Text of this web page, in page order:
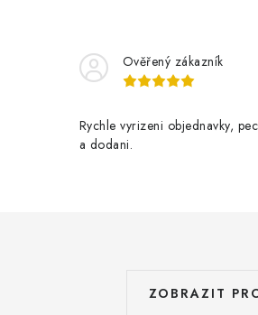
Ověřený zákazník
Rychle vyrizeni objednavky,
a dodani.
ZOBRAZIT